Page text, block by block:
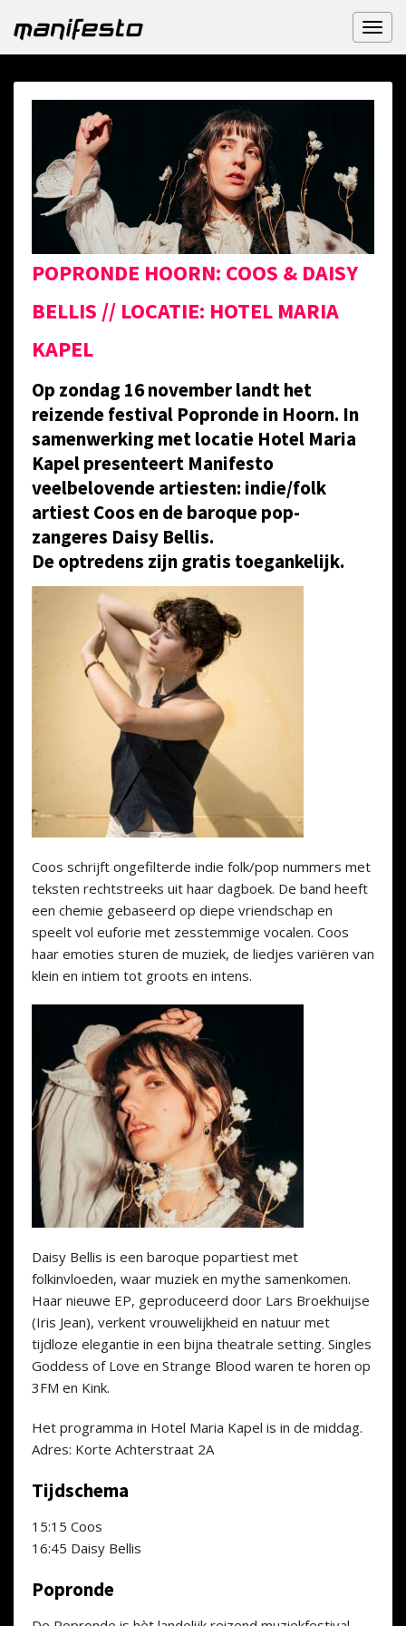
POPRONDE HOORN: COOS & DAISY
BELLIS // LOCATIE: HOTEL MARIA
KAPEL
Op zondag 16 november landt het
reizende festival Popronde in Hoorn. In
samenwerking met locatie Hotel Maria
Kapel presenteert Manifesto
veelbelovende artiesten: indie/folk
artiest Coos en de baroque pop-
zangeres Daisy Bellis.
De optredens zijn gratis toegankelijk.
Coos schrijft ongefilterde indie folk/pop nummers met
teksten rechtstreeks uit haar dagboek. De band heeft
een chemie gebaseerd op diepe vriendschap en
speelt vol euforie met zesstemmige vocalen. Coos
haar emoties sturen de muziek, de liedjes variëren van
klein en intiem tot groots en intens.
Daisy Bellis is een baroque popartiest met
folkinvloeden, waar muziek en mythe samenkomen.
Haar nieuwe EP, geproduceerd door Lars Broekhuijse
(Iris Jean), verkent vrouwelijkheid en natuur met
tijdloze elegantie in een bijna theatrale setting. Singles
Goddess of Love en Strange Blood waren te horen op
3FM en Kink.
Het programma in Hotel Maria Kapel is in de middag.
Adres: Korte Achterstraat 2A
Tijdschema
15:15 Coos
16:45 Daisy Bellis
Popronde